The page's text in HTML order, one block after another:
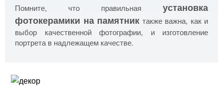
Помните, что правильная установка
фотокерамики на памятник также важна, как и
выбор качественной фотографии, и изготовление
портрета в надлежащем качестве.